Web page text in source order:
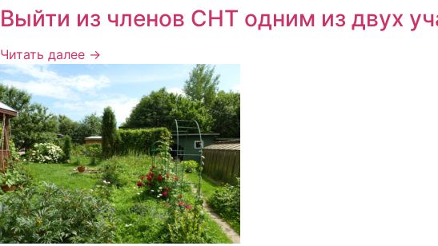
Выйти из членов СНТ одним из двух
Читать далее →